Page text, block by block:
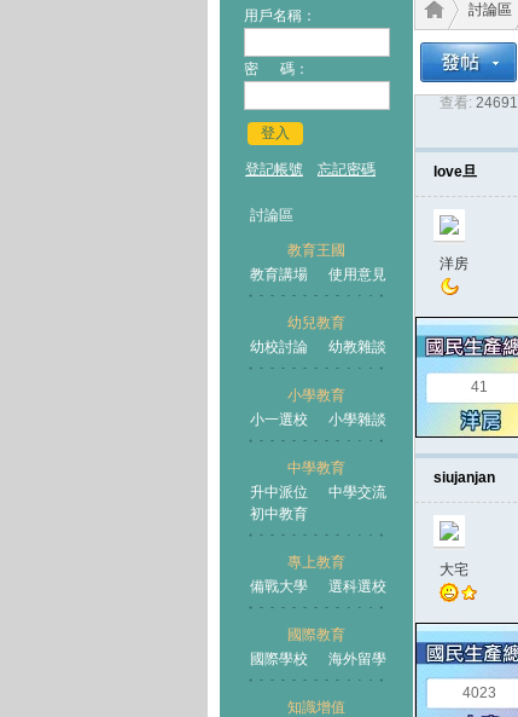
用戶名稱：
密 碼：
登入
登記帳號 忘記密碼
討論區
教育王國
教育講場
使用意見
幼兒教育
幼校討論
幼教雜談
小學教育
小一選校
小學雜談
中學教育
升中派位
中學交流
初中教育
專上教育
備戰大學
選科選校
國際教育
國際學校
海外留學
知識增值
教育
王國
›
討論區
›
查看: 24691
love旦
洋房
41
siujanjan
大宅
4023